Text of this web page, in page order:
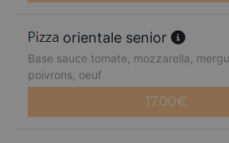
orientale senior
Base sauce tomate, mozzarella,
poivrons, oeuf
17.00€